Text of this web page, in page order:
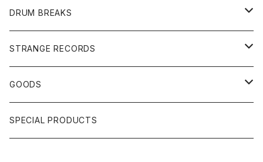
JAPANESE DJ
7"/12"
DONUTS 45
GIRLS
HIPHOP CLASSIC GALLERY
日本語ラップ CLASSIC GALLERY
DRUM BREAKS
US/UK/OTHERS
JAPANESE
STRANGE RECORDS
DRUM DRUM DRUM/KARAOKE
パチソン/AUDIO CHECK/LIBRARY
GOODS
BOOK
SPECIAL PRODUCTS